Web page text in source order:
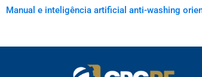
Manual e inteligência artificial anti-washing